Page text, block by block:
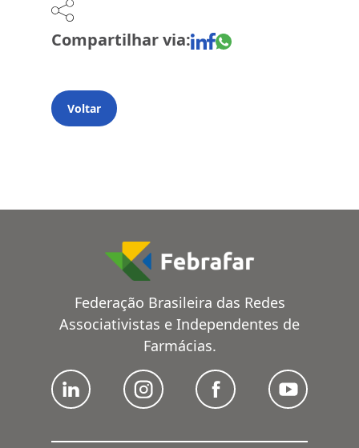
Compartilhar via:
Voltar
Federação Brasileira das Redes
Associativistas e Independentes de
Farmácias.